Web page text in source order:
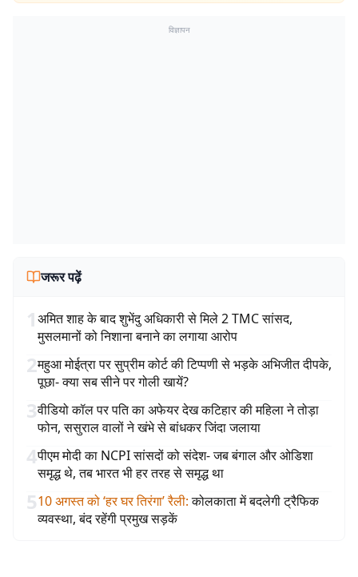
विज्ञापन
जरूर पढ़ें
1अमित शाह के बाद शुभेंदु अधिकारी से मिले 2 TMC सांसद,
मुसलमानों को निशाना बनाने का लगाया आरोप
2महुआ मोईत्रा पर सुप्रीम कोर्ट की टिप्पणी से भड़के अभिजीत दीपके,
पूछा- क्या सब सीने पर गोली खायें?
3वीडियो कॉल पर पति का अफेयर देख कटिहार की महिला ने तोड़ा
फोन, ससुराल वालों ने खंभे से बांधकर जिंदा जलाया
4पीएम मोदी का NCPI सांसदों को संदेश- जब बंगाल और ओडिशा
समृद्ध थे, तब भारत भी हर तरह से समृद्ध था
510 अगस्त को ‘हर घर तिरंगा’ रैली: कोलकाता में बदलेगी ट्रैफिक
व्यवस्था, बंद रहेंगी प्रमुख सड़कें